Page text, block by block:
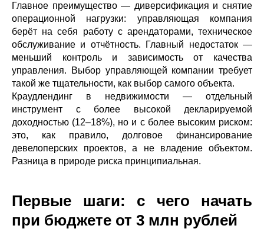
Главное преимущество — диверсификация и снятие
операционной нагрузки: управляющая компания
берёт на себя работу с арендаторами, техническое
обслуживание и отчётность. Главный недостаток —
меньший контроль и зависимость от качества
управления. Выбор управляющей компании требует
такой же тщательности, как выбор самого объекта.
Краудлендинг в недвижимости — отдельный
инструмент с более высокой декларируемой
доходностью (12–18%), но и с более высоким риском:
это, как правило, долговое финансирование
девелоперских проектов, а не владение объектом.
Разница в природе риска принципиальная.
Первые шаги: с чего начать
при бюджете от 3 млн рублей